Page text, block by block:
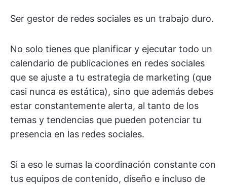
Ser gestor de redes sociales es un trabajo duro.
No solo tienes que planificar y ejecutar todo un
calendario de publicaciones en redes sociales
que se ajuste a tu estrategia de marketing (que
casi nunca es estática), sino que además debes
estar constantemente alerta, al tanto de los
temas y tendencias que pueden potenciar tu
presencia en las redes sociales.
Si a eso le sumas la coordinación constante con
tus equipos de contenido, diseño e incluso de